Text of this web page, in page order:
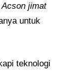
Acson jimat
untuk
teknologi